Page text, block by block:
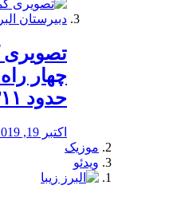
️تصویری
چهار
حدود ۱۳۱۱ه ش
اکتبر 19, 2019
موزیک
ویدئو